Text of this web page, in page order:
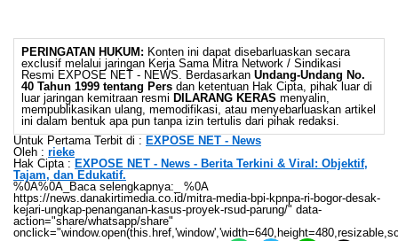
PERINGATAN HUKUM: Konten ini dapat disebarluaskan secara
exclusif melalui jaringan Kerja Sama Mitra Network / Sindikasi
Resmi EXPOSE NET - NEWS. Berdasarkan Undang-Undang No.
40 Tahun 1999 tentang Pers dan ketentuan Hak Cipta, pihak luar di
luar jaringan kemitraan resmi DILARANG KERAS menyalin,
mempublikasikan ulang, memodifikasi, atau menyebarluaskan artikel
ini dalam bentuk apa pun tanpa izin tertulis dari pihak redaksi.
Untuk Pertama Terbit di : EXPOSE NET - News
Oleh : rieke
Hak Cipta : EXPOSE NET - News - Berita Terkini & Viral: Objektif,
Tajam, dan Edukatif.
%0A%0A_Baca selengkapnya:_ %0A
https://news.danakirtimedia.co.id/mitra-media-bpi-kpnpa-ri-bogor-desak-
kejari-ungkap-penanganan-kasus-proyek-rsud-parung/" data-
action="share/whatsapp/share"